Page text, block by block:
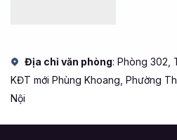
Địa chỉ văn phòng: Phòng 302,
KĐT mới Phùng Khoang, Phường
Nội